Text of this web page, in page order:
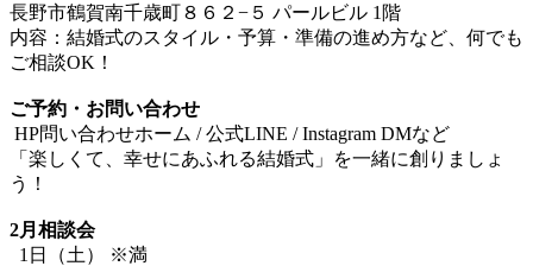
長野市鶴賀南千歳町８６２−５ パールビル 1階
内容：結婚式のスタイル・予算・準備の進め方など、何でも
ご相談OK！
ご予約・お問い合わせ
HP問い合わせホーム / 公式LINE / Instagram DMなど
「楽しくて、幸せにあふれる結婚式」を一緒に創りましょ
う！
2月相談会
1日（土） ※満